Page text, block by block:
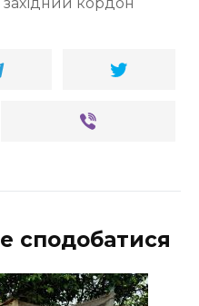
сподобатися